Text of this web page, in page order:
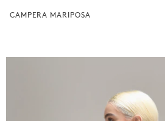
CAMPERA MARIPOSA